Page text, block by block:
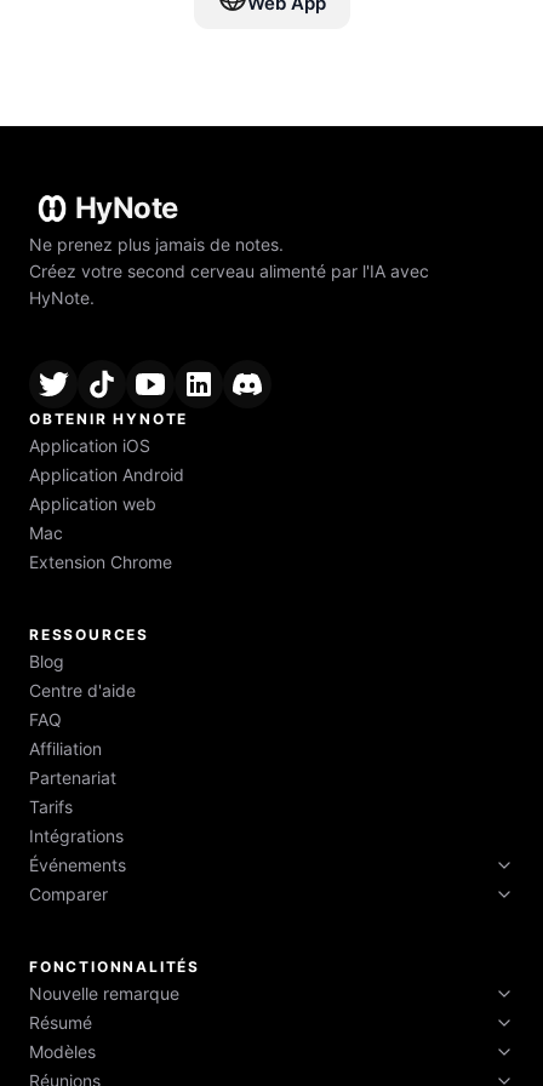
HyNote
Ne prenez plus jamais de notes.
Créez votre second cerveau alimenté par l'IA avec
HyNote.
OBTENIR HYNOTE
Application iOS
Application Android
Application web
Mac
Extension Chrome
RESSOURCES
Blog
Centre d'aide
FAQ
Affiliation
Partenariat
Tarifs
Intégrations
Événements
Semaine Tech 2026
Semaine Tech de New York 2026
Comparer
FONCTIONNALITÉS
Nouvelle remarque
Enregistrer l'audio
Coup de fil
Résumé
Points clés
Modèles
Réunions